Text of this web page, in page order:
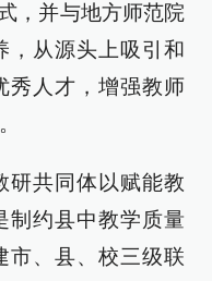
，并与地方师范院
，从源头上吸引和
秀人才，增强教师
研共同体以赋能教
制约县中教学质量
市、县、校三级联